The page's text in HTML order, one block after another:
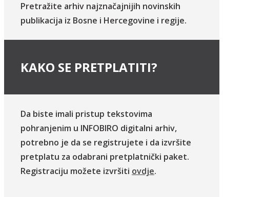
Pretražite arhiv najznačajnijih novinskih
publikacija iz Bosne i Hercegovine i regije.
KAKO SE PRETPLATITI?
Da biste imali pristup tekstovima
pohranjenim u INFOBIRO digitalni arhiv,
potrebno je da se registrujete i da izvršite
pretplatu za odabrani pretplatnički paket.
Registraciju možete izvršiti ovdje.